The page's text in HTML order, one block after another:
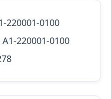
220001-0100
A1-220001-0100